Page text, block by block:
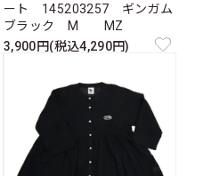
ート 145203257 ギンガム
ブラック M MZ
3,900円(税込4,290円)